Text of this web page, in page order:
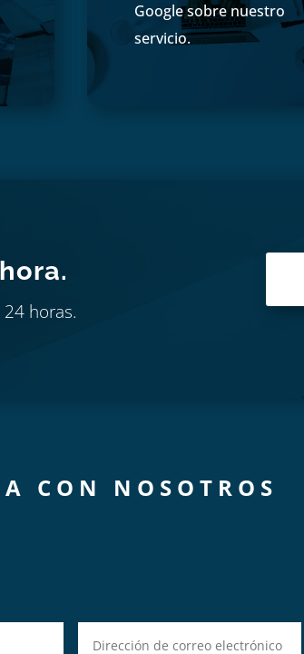
Google sobre nuestro
servicio.
horas.
CON NOSOTROS